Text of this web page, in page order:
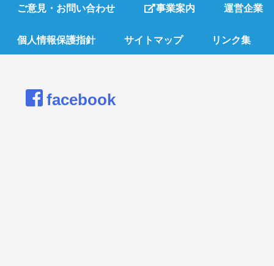
ご意見・お問い合わせ 事業案内 運営企業
個人情報保護指針 サイトマップ リンク集
facebook